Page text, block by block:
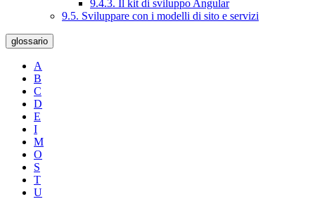
9.4.3. Il kit di sviluppo Angular
9.5. Sviluppare con i modelli di sito e servizi
glossario
A
B
C
D
E
I
M
O
S
T
U